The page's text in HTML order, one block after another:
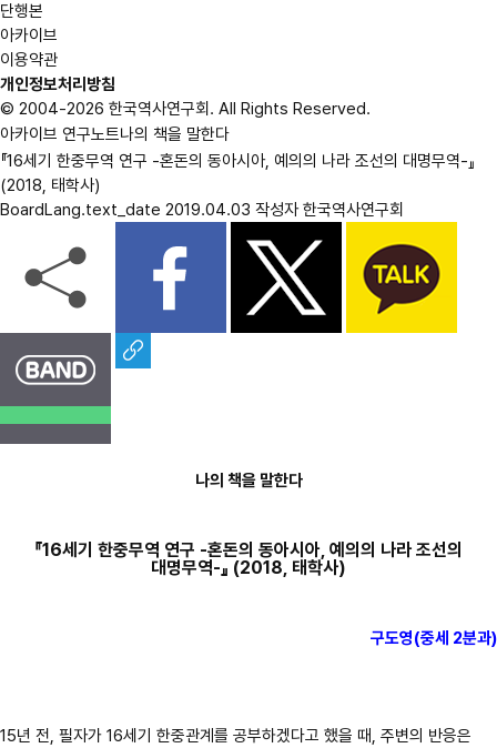
단행본
아카이브
이용약관
개인정보처리방침
© 2004-2026 한국역사연구회. All Rights Reserved.
아카이브 연구노트나의 책을 말한다
『16세기 한중무역 연구 -혼돈의 동아시아, 예의의 나라 조선의 대명무역-』
(2018, 태학사)
BoardLang.text_date 2019.04.03 작성자한국역사연구회
나의 책을 말한다
『16세기 한중무역 연구 -혼돈의 동아시아, 예의의 나라 조선의
대명무역-』 (2018, 태학사)
구도영(중세 2분과)
15년 전, 필자가 16세기 한중관계를 공부하겠다고 했을 때, 주변의 반응은